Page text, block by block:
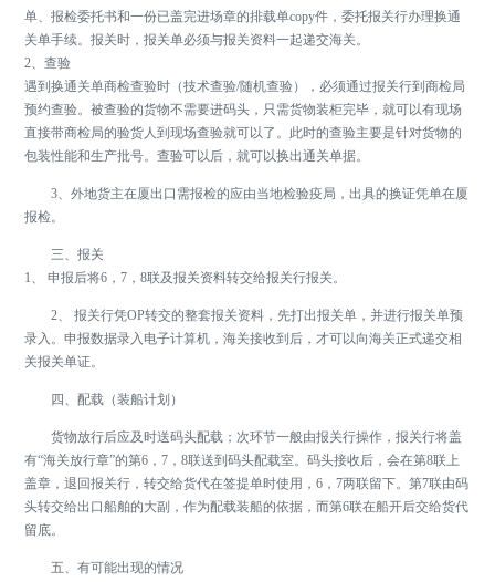
单、报检委托书和一份已盖完进场章的排载单copy件，委托报关行办理换通
关单手续。报关时，报关单必须与报关资料一起递交海关。
2、查验
遇到换通关单商检查验时（技术查验/随机查验），必须通过报关行到商检局
预约查验。被查验的货物不需要进码头，只需货物装柜完毕，就可以有现场
直接带商检局的验货人到现场查验就可以了。此时的查验主要是针对货物的
包装性能和生产批号。查验可以后，就可以换出通关单据。
3、外地货主在厦出口需报检的应由当地检验疫局，出具的换证凭单在厦
报检。
三、报关
1、 申报后将6，7，8联及报关资料转交给报关行报关。
2、 报关行凭OP转交的整套报关资料，先打出报关单，并进行报关单预
录入。申报数据录入电子计算机，海关接收到后，才可以向海关正式递交相
关报关单证。
四、配载（装船计划）
货物放行后应及时送码头配载；次环节一般由报关行操作，报关行将盖
有“海关放行章”的第6，7，8联送到码头配载室。码头接收后，会在第8联上
盖章，退回报关行，转交给货代在签提单时使用，6，7两联留下。第7联由码
头转交给出口船舶的大副，作为配载装船的依据，而第6联在船开后交给货代
留底。
五、有可能出现的情况